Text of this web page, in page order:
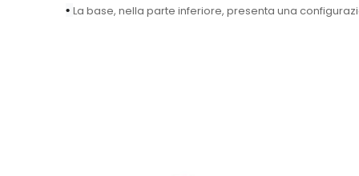
• La base, nella parte inferiore, presenta una